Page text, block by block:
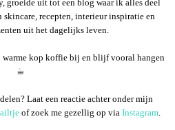
groeide uit tot een blog waar ik alles deel
recepten, interieur inspiratie en
uit het dagelijks leven.
warme kop koffie bij en blijf vooral hangen
☕︎
Laat een reactie achter onder mijn
of zoek me gezellig op via Instagram.